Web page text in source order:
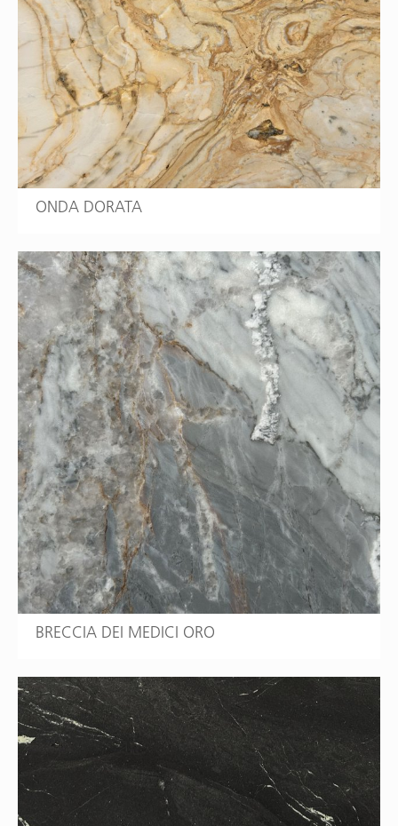
ONDA DORATA
BRECCIA DEI MEDICI ORO